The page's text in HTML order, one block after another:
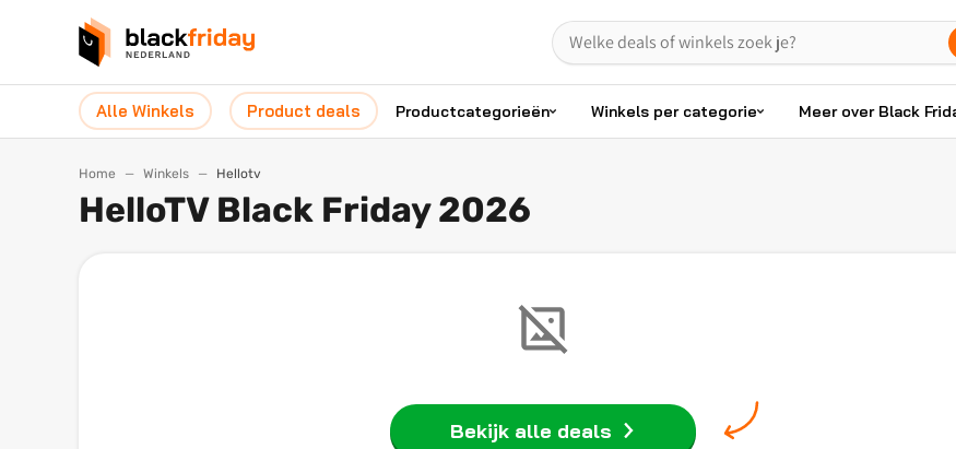
Alle Winkels Product deals Productcategorieën Winkels per categorie Meer over Black
Home Winkels Hellotv
HelloTV Black Friday 2026
Bekijk alle deals